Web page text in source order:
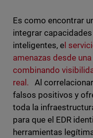
Es como encontrar
integrar
inteligentes, el
amenazas desde
combinando
real.
Al
falsos positivos y
toda la
para que el EDR
herramientas